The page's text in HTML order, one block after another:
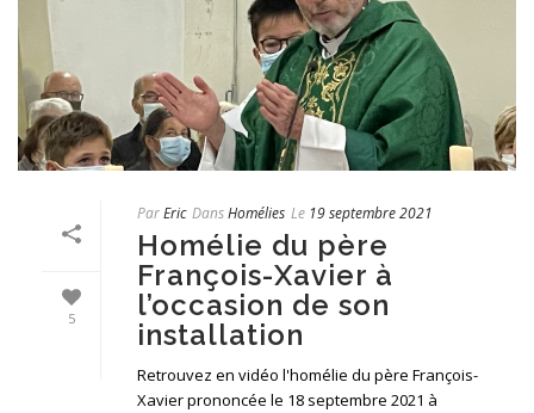
5
ParEric DansHomélies Le 19 septembre 2021
Homélie du père
François-Xavier à
l’occasion de son
installation
Retrouvez en vidéo l'homélie du père François-
Xavier prononcée le 18 septembre 2021 à